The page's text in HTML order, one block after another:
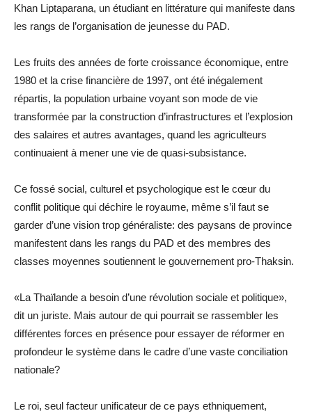
Khan Liptaparana, un étudiant en littérature qui manifeste dans
les rangs de l’organisation de jeunesse du PAD.
Les fruits des années de forte croissance économique, entre
1980 et la crise financière de 1997, ont été inégalement
répartis, la population urbaine voyant son mode de vie
transformée par la construction d’infrastructures et l’explosion
des salaires et autres avantages, quand les agriculteurs
continuaient à mener une vie de quasi-subsistance.
Ce fossé social, culturel et psychologique est le cœur du
conflit politique qui déchire le royaume, même s’il faut se
garder d’une vision trop généraliste: des paysans de province
manifestent dans les rangs du PAD et des membres des
classes moyennes soutiennent le gouvernement pro-Thaksin.
«La Thaïlande a besoin d’une révolution sociale et politique»,
dit un juriste. Mais autour de qui pourrait se rassembler les
différentes forces en présence pour essayer de réformer en
profondeur le système dans le cadre d’une vaste conciliation
nationale?
Le roi, seul facteur unificateur de ce pays ethniquement,